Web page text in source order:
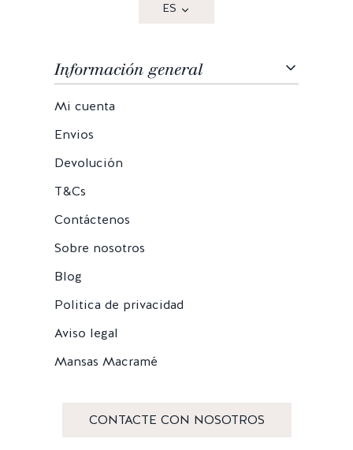
ES
Información general
Mi cuenta
Envios
Devolución
T&Cs
Contáctenos
Sobre nosotros
Blog
Politica de privacidad
Aviso legal
Mansas Macramé
CONTACTE CON NOSOTROS